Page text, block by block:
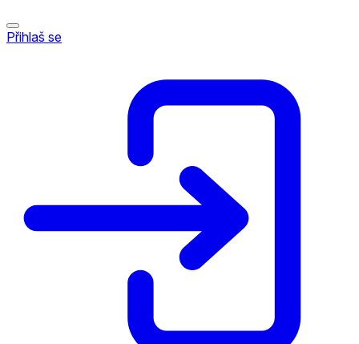
Přihlaš se